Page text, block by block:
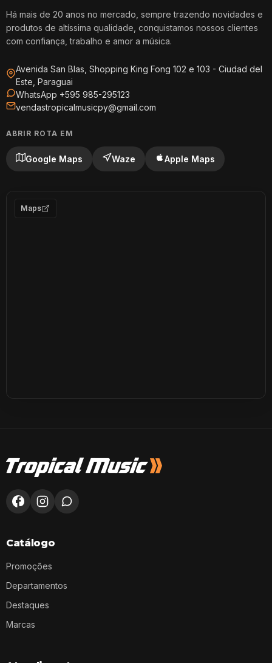
Há mais de 20 anos no mercado, sempre trazendo novidades e
produtos de altíssima qualidade, conquistamos nossos clientes
com confiança, trabalho e amor a música.
Avenida San Blas, Shopping King Fong 102 e 103 - Ciudad del
Este, Paraguai
WhatsApp +595 985-295123
vendastropicalmusicpy@gmail.com
ABRIR ROTA EM
Google Maps Waze Apple Maps
Maps
Catálogo
Promoções
Departamentos
Destaques
Marcas